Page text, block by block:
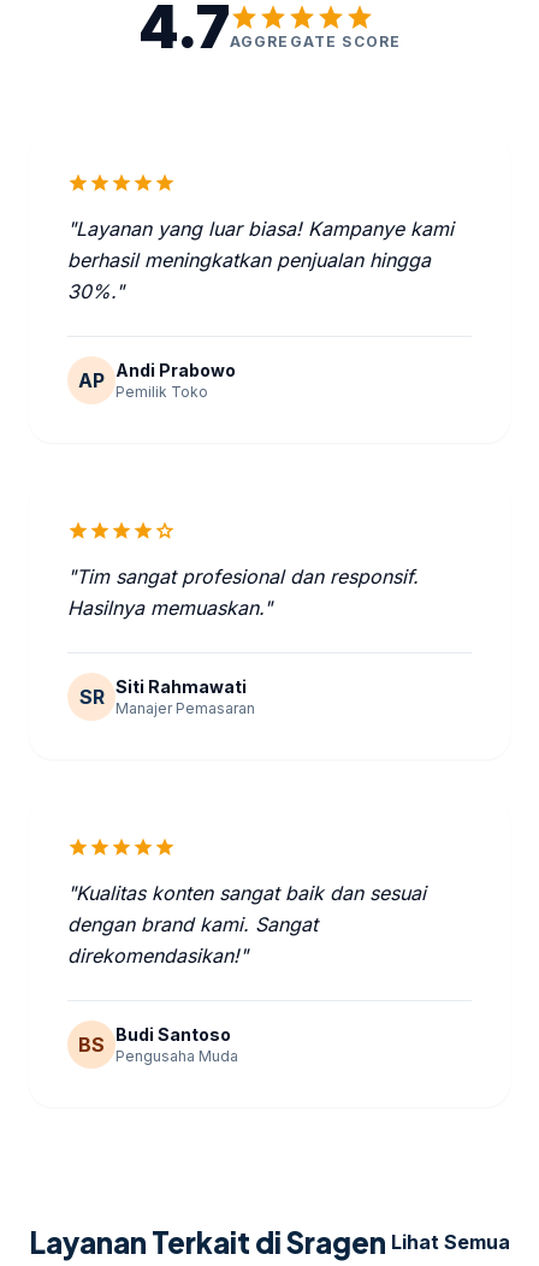
4.7starstarstarstarstar
AGGREGATE SCORE
starstarstarstarstar
"Layanan yang luar biasa! Kampanye kami
berhasil meningkatkan penjualan hingga
30%."
AP Andi Prabowo
Pemilik Toko
starstarstarstarstar
"Tim sangat profesional dan responsif.
Hasilnya memuaskan."
SR Siti Rahmawati
Manajer Pemasaran
starstarstarstarstar
"Kualitas konten sangat baik dan sesuai
dengan brand kami. Sangat
direkomendasikan!"
BS Budi Santoso
Pengusaha Muda
Layanan Terkait di Sragen Lihat Semua